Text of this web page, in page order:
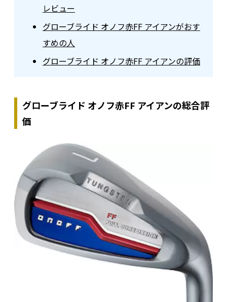
レビュー
グローブライド オノフ赤FF アイアンがおす
すめの人
グローブライド オノフ赤FF アイアンの評価
グローブライド オノフ赤FF アイアンの総合評
価